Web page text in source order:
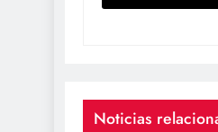
Noticias